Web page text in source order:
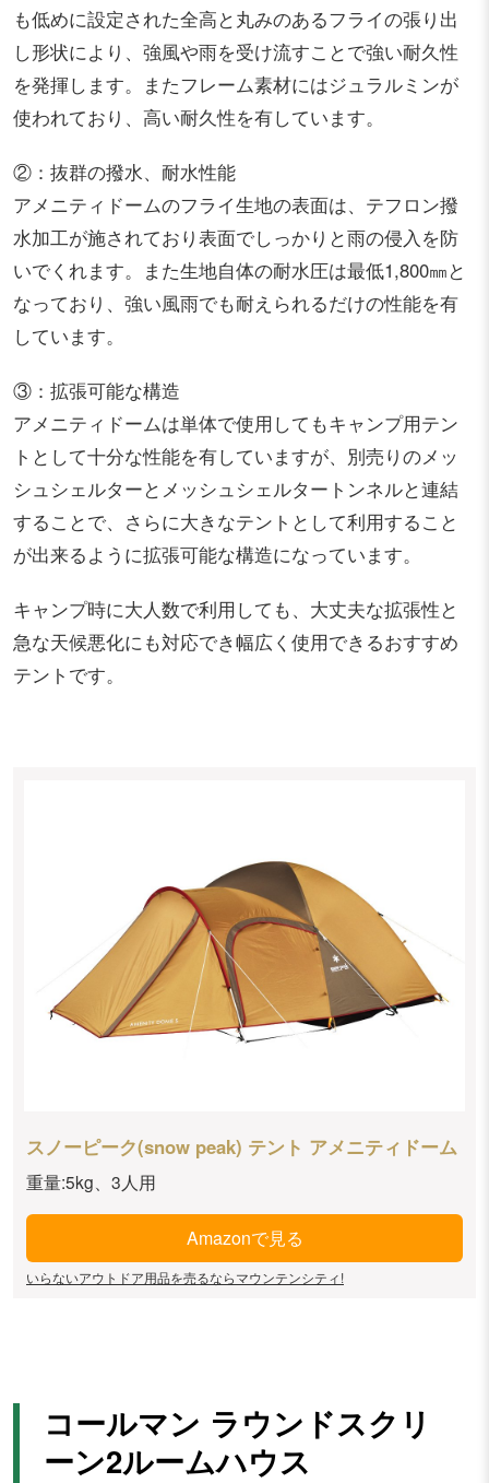
も低めに設定された全高と丸みのあるフライの張り出
し形状により、強風や雨を受け流すことで強い耐久性
を発揮します。またフレーム素材にはジュラルミンが
使われており、高い耐久性を有しています。
②：抜群の撥水、耐水性能
アメニティドームのフライ生地の表面は、テフロン撥
水加工が施されており表面でしっかりと雨の侵入を防
いでくれます。また生地自体の耐水圧は最低1,800㎜と
なっており、強い風雨でも耐えられるだけの性能を有
しています。
③：拡張可能な構造
アメニティドームは単体で使用してもキャンプ用テン
トとして十分な性能を有していますが、別売りのメッ
シュシェルターとメッシュシェルタートンネルと連結
することで、さらに大きなテントとして利用すること
が出来るように拡張可能な構造になっています。
キャンプ時に大人数で利用しても、大丈夫な拡張性と
急な天候悪化にも対応でき幅広く使用できるおすすめ
テントです。
スノーピーク(snow peak) テント アメニティドーム
重量:5kg、3人用
Amazonで見る
いらないアウトドア用品を売るならマウンテンシティ!
コールマン ラウンドスクリ
ーン2ルームハウス